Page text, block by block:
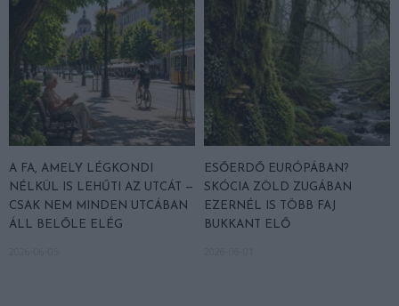
A FA, AMELY LÉGKONDI
NÉLKÜL IS LEHŰTI AZ UTCÁT —
CSAK NEM MINDEN UTCÁBAN
ÁLL BELŐLE ELÉG
ESŐERDŐ EURÓPÁBAN?
SKÓCIA ZÖLD ZUGÁBAN
EZERNÉL IS TÖBB FAJ
BUKKANT ELŐ